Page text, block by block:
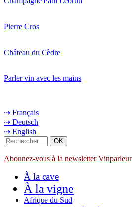
Pierre Cros
Château du Cèdre
Parler vin avec les mains
⇢ Français
⇢ Deutsch
⇢ English
Abonnez-vous à la newsletter Vinparleur
À la cave
À la vigne
Afrique du Sud